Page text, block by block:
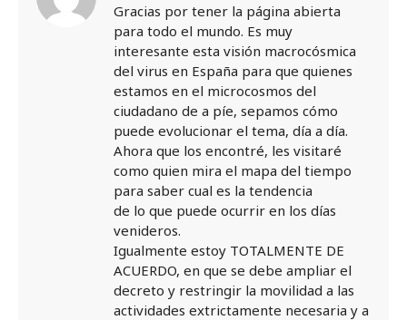
Gracias por tener la página abierta
para todo el mundo. Es muy
interesante esta visión macrocósmica
del virus en España para que quienes
estamos en el microcosmos del
ciudadano de a píe, sepamos cómo
puede evolucionar el tema, día a día.
Ahora que los encontré, les visitaré
como quien mira el mapa del tiempo
para saber cual es la tendencia
de lo que puede ocurrir en los días
venideros.
Igualmente estoy TOTALMENTE DE
ACUERDO, en que se debe ampliar el
decreto y restringir la movilidad a las
actividades extrictamente necesaria y a